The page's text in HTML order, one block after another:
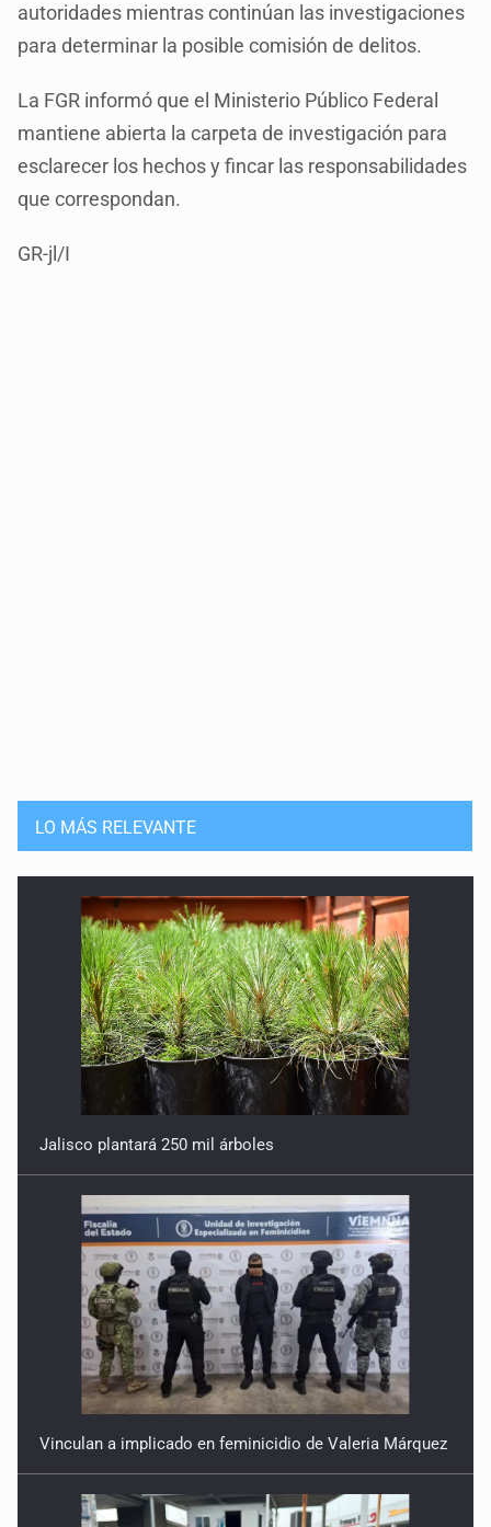
autoridades mientras continúan las investigaciones
para determinar la posible comisión de delitos.
La FGR informó que el Ministerio Público Federal
mantiene abierta la carpeta de investigación para
esclarecer los hechos y fincar las responsabilidades
que correspondan.
GR-jl/I
LO MÁS RELEVANTE
Jalisco plantará 250 mil árboles
Vinculan a implicado en feminicidio de Valeria Márquez